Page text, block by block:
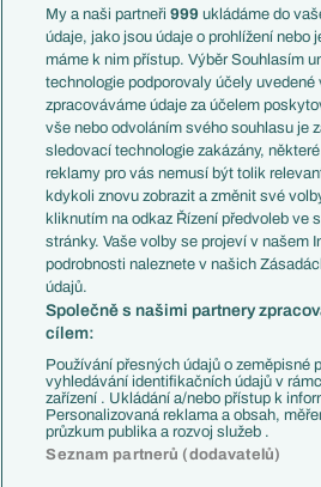
Témata
Představení týmů MS
EuroSkauting
PL v kostce
Evropské koeficienty
Přestupy
Přestupové spekulace
Zranění
Kluby
Arsenal FC
Chelsea FC
Manchester United
AC Milán
Juventus FC
Bayern Mnichov
FC Barcelona
Real Madrid
Itálie
Brazílie
My a naši partneři999 ukládáme do
údaje, jako jsou údaje o prohlížení nebo
máme k nim přístup. Výběr Souhlasím
technologie podporovaly účely uvedené
zpracováváme údaje za účelem
vše nebo odvoláním svého souhlasu je
sledovací technologie zakázány,
reklamy pro vás nemusí být tolik
kdykoli znovu zobrazit a změnit své
kliknutím na odkaz Řízení předvoleb ve
stránky. Vaše volby se projeví v našem
podrobnosti naleznete v našich
údajů.
Společně s našimi partnery
cílem:
Používání přesných údajů o zeměpisné
vyhledávání identifikačních údajů v
zařízení . Ukládání a/nebo přístup k
Personalizovaná reklama a obsah,
průzkum publika a rozvoj služeb .
Seznam partnerů (dodavatelů)